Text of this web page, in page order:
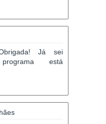
Já sei
está